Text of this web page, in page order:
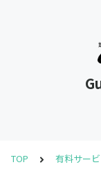
TOP 有料サー